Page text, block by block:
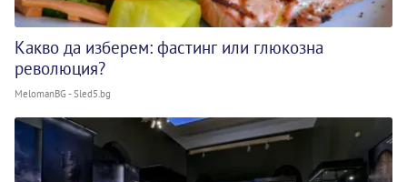
Какво да изберем: фастинг или глюкозна
революция?
MelomanBG - Sled5.bg